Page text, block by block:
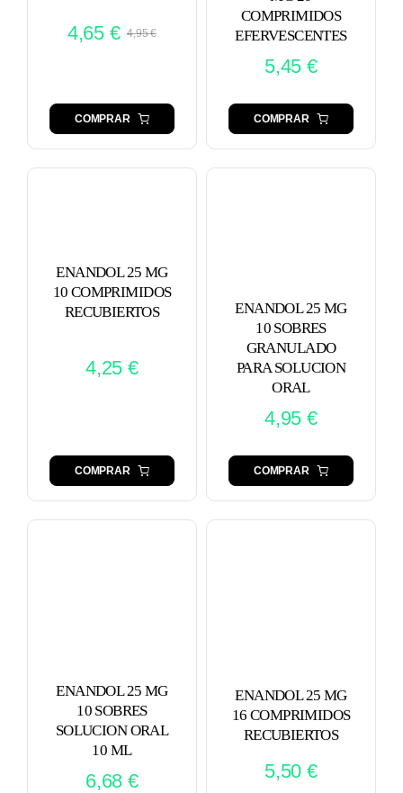
4,95€El
era:
4,95 €.
4,65 €
El
es:
4,65 €.
COMPRAR
COMPRIMIDOS
EFERVESCENTES
5,45€
COMPRAR
ENANDOL 25 MG
10 COMPRIMIDOS
RECUBIERTOS
4,25€
COMPRAR
ENANDOL 25 MG
10 SOBRES
GRANULADO
PARA SOLUCION
ORAL
4,95€
COMPRAR
ENANDOL 25 MG
10 SOBRES
SOLUCION ORAL
10 ML
6,68€
ENANDOL 25 MG
16 COMPRIMIDOS
RECUBIERTOS
5,50€